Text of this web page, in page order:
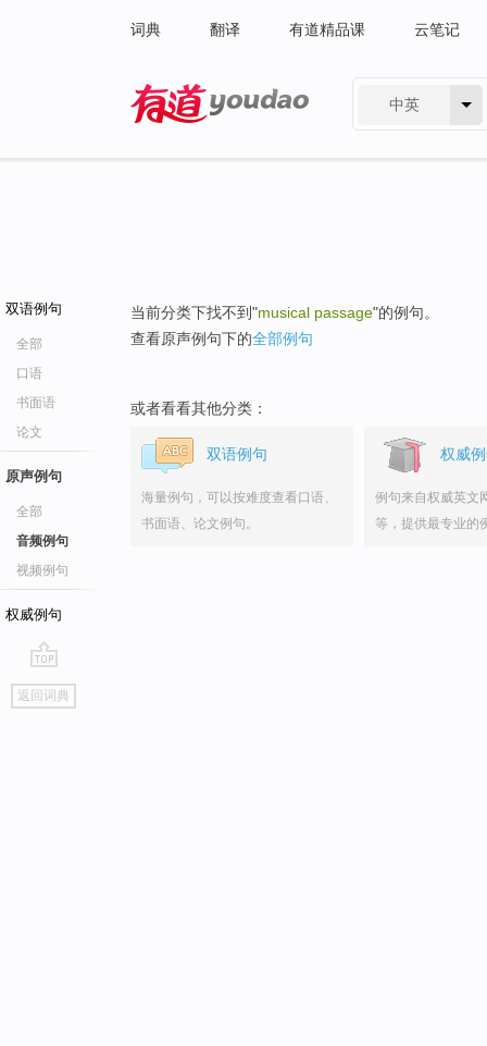
词典 翻译 有道精品课 云笔记
中英
双语例句
全部
口语
书面语
论文
原声例句
全部
音频例句
视频例句
权威例句
go
top
返回词典
当前分类下找不到"musical passage"的例句。
查看原声例句下的全部例句
或者看看其他分类：
双语例句
海量例句，可以按难度查看口语、
书面语、论文例句。
权威
例句来自权威英文
等，提供最专业的